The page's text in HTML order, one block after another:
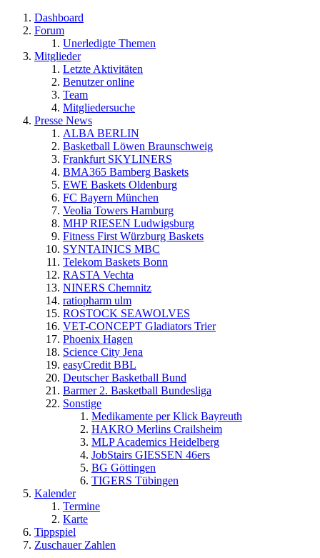
Dashboard
Forum
Unerledigte Themen
Mitglieder
Letzte Aktivitäten
Benutzer online
Team
Mitgliedersuche
Presse News
ALBA BERLIN
Basketball Löwen Braunschweig
Frankfurt SKYLINERS
BMA365 Bamberg Baskets
EWE Baskets Oldenburg
FC Bayern München
Veolia Towers Hamburg
MHP RIESEN Ludwigsburg
Fitness First Würzburg Baskets
SYNTAINICS MBC
Telekom Baskets Bonn
RASTA Vechta
NINERS Chemnitz
ratiopharm ulm
ROSTOCK SEAWOLVES
VET-CONCEPT Gladiators Trier
Phoenix Hagen
Science City Jena
easyCredit BBL
Deutscher Basketball Bund
Barmer 2. Basketball Bundesliga
Sonstige
Medikamente per Klick Bayreuth
HAKRO Merlins Crailsheim
MLP Academics Heidelberg
JobStairs GIESSEN 46ers
BG Göttingen
TIGERS Tübingen
Kalender
Termine
Karte
Tippspiel
Zuschauer Zahlen